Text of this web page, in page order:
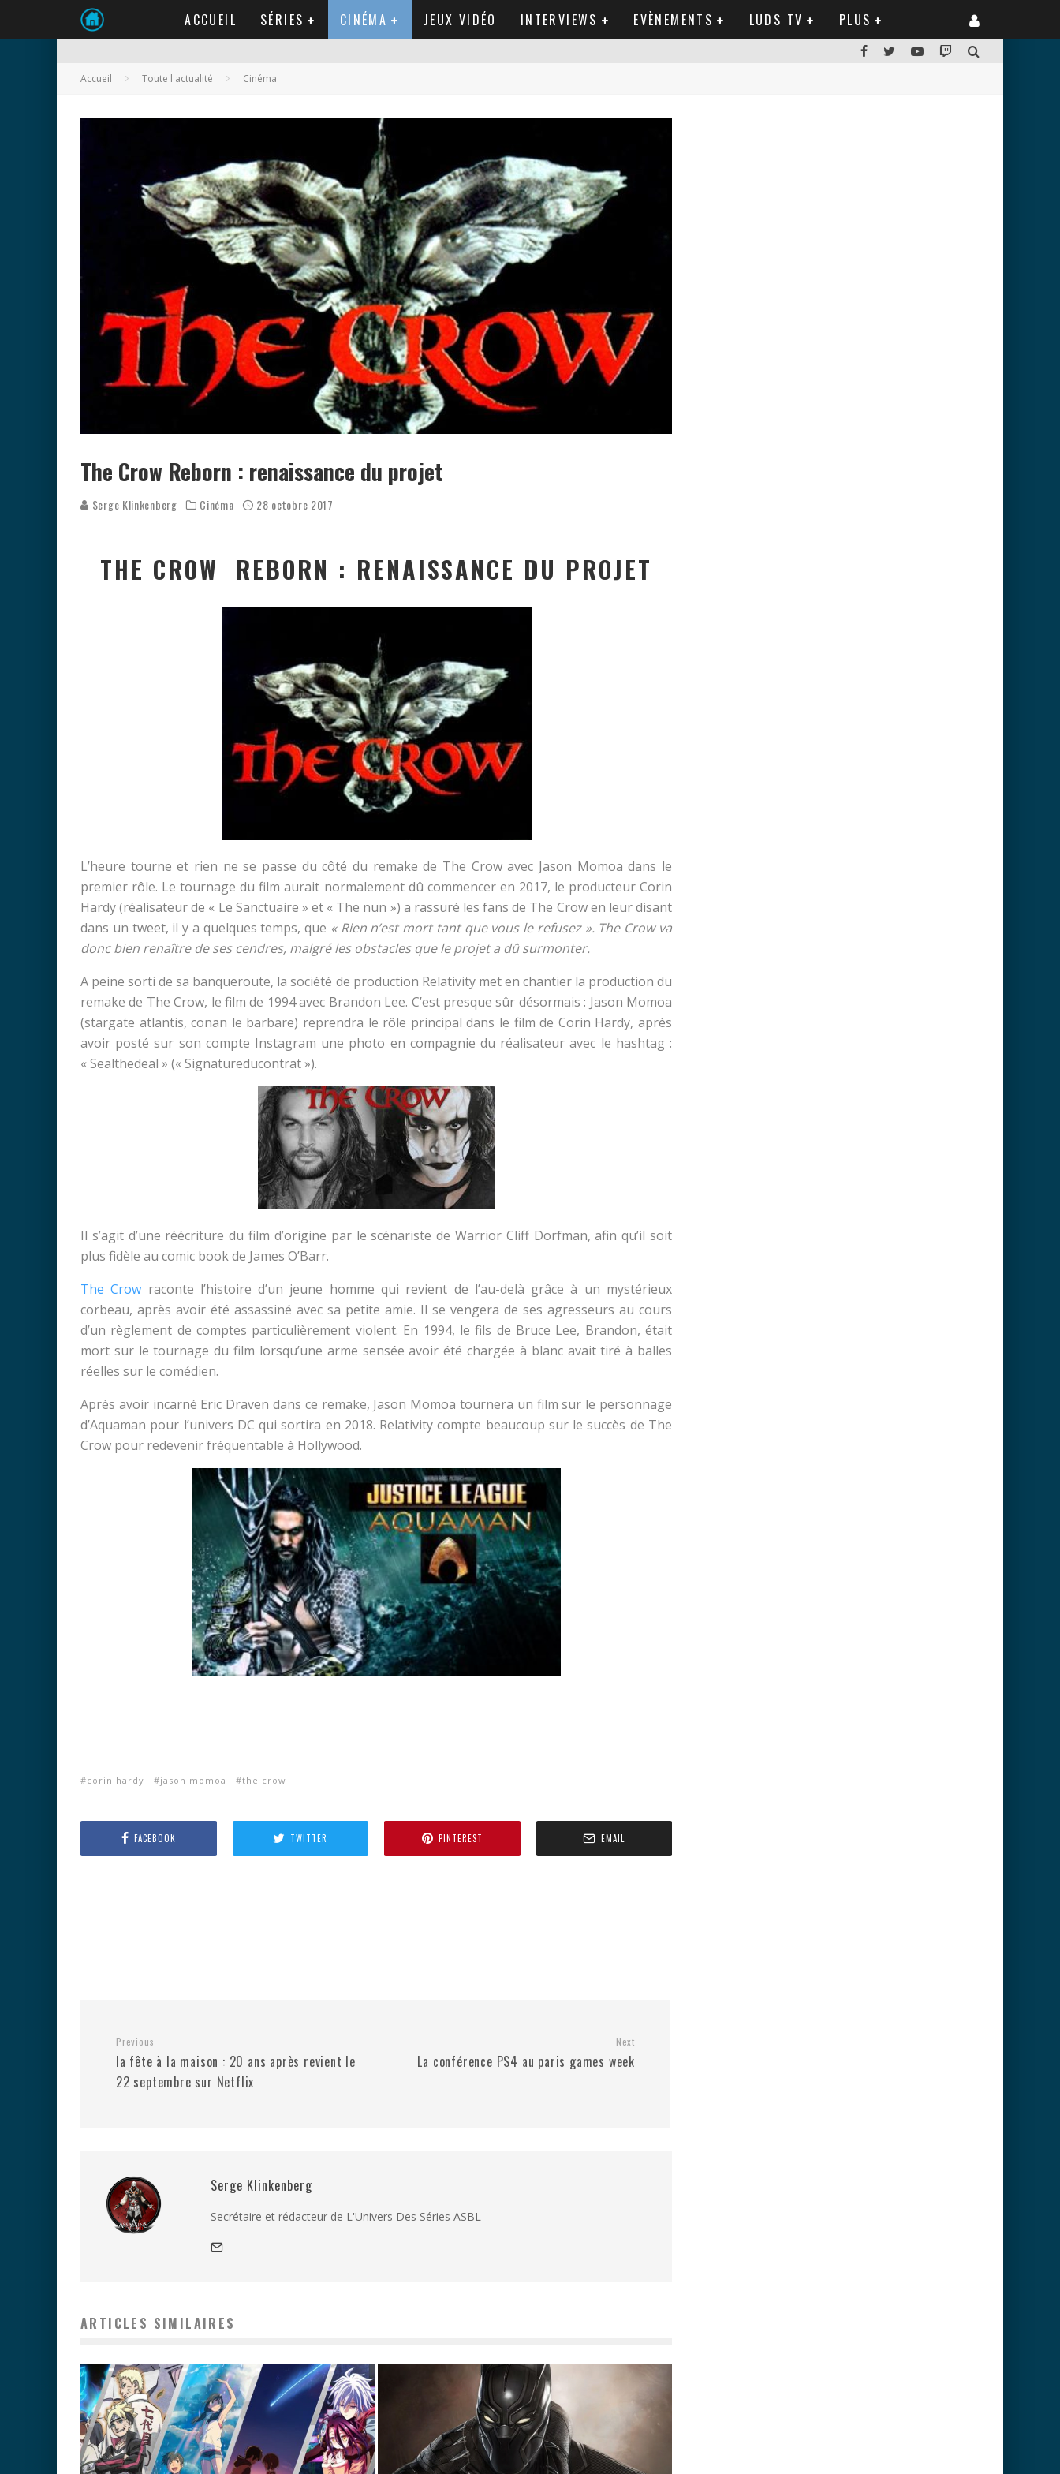
ACCUEIL SÉRIES CINÉMA JEUX VIDÉO INTERVIEWS EVÈNEMENTS LUDS TV PLUS
Accueil Toute l'actualité Cinéma
The Crow Reborn : renaissance du projet
Serge Klinkenberg Cinéma 28 octobre 2017
THE CROW REBORN : RENAISSANCE DU PROJET
L’heure tourne et rien ne se passe du côté du remake de The Crow avec Jason Momoa dans le
premier rôle. Le tournage du film aurait normalement dû commencer en 2017, le producteur Corin
Hardy (réalisateur de « Le Sanctuaire » et « The nun ») a rassuré les fans de The Crow en leur disant
dans un tweet, il y a quelques temps, que « Rien n’est mort tant que vous le refusez ». The Crow va
donc bien renaître de ses cendres, malgré les obstacles que le projet a dû surmonter.
A peine sorti de sa banqueroute, la société de production Relativity met en chantier la production du
remake de The Crow, le film de 1994 avec Brandon Lee. C’est presque sûr désormais : Jason Momoa
(stargate atlantis, conan le barbare) reprendra le rôle principal dans le film de Corin Hardy, après
avoir posté sur son compte Instagram une photo en compagnie du réalisateur avec le hashtag :
« Sealthedeal » (« Signatureducontrat »).
Il s’agit d’une réécriture du film d’origine par le scénariste de Warrior Cliff Dorfman, afin qu’il soit
plus fidèle au comic book de James O’Barr.
The Crow raconte l’histoire d’un jeune homme qui revient de l’au-delà grâce à un mystérieux
corbeau, après avoir été assassiné avec sa petite amie. Il se vengera de ses agresseurs au cours
d’un règlement de comptes particulièrement violent. En 1994, le fils de Bruce Lee, Brandon, était
mort sur le tournage du film lorsqu’une arme sensée avoir été chargée à blanc avait tiré à balles
réelles sur le comédien.
Après avoir incarné Eric Draven dans ce remake, Jason Momoa tournera un film sur le personnage
d’Aquaman pour l’univers DC qui sortira en 2018. Relativity compte beaucoup sur le succès de The
Crow pour redevenir fréquentable à Hollywood.
corin hardy jason momoa the crow
FACEBOOK TWITTER PINTEREST EMAIL
Previous
la fête à la maison : 20 ans après revient le
22 septembre sur Netflix
Next
La conférence PS4 au paris games week
Serge Klinkenberg
Secrétaire et rédacteur de L'Univers Des Séries ASBL
ARTICLES SIMILAIRES